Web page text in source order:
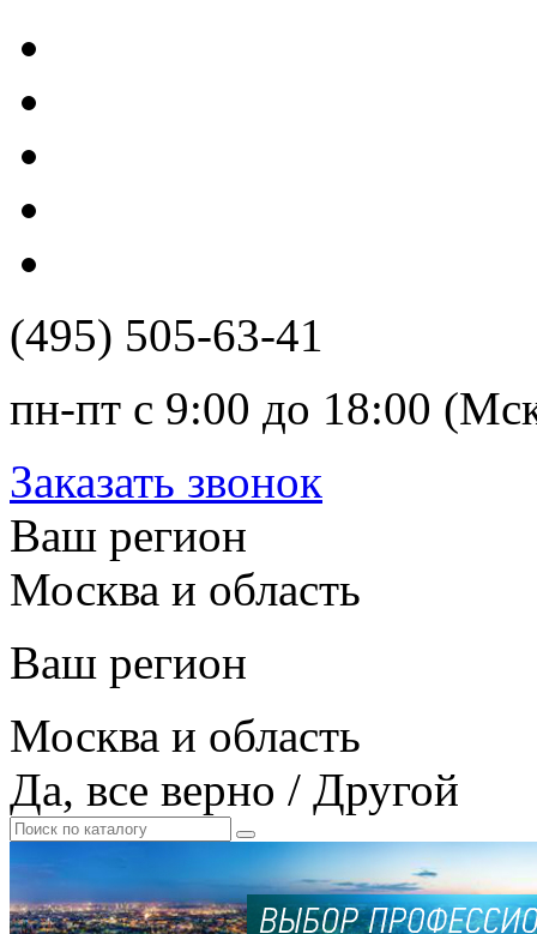
(495) 505-63-41
пн-пт с 9:00 до 18:00
Заказать звонок
Ваш регион
Москва и область
Ваш регион
Москва и область
Да, все верно / Другой